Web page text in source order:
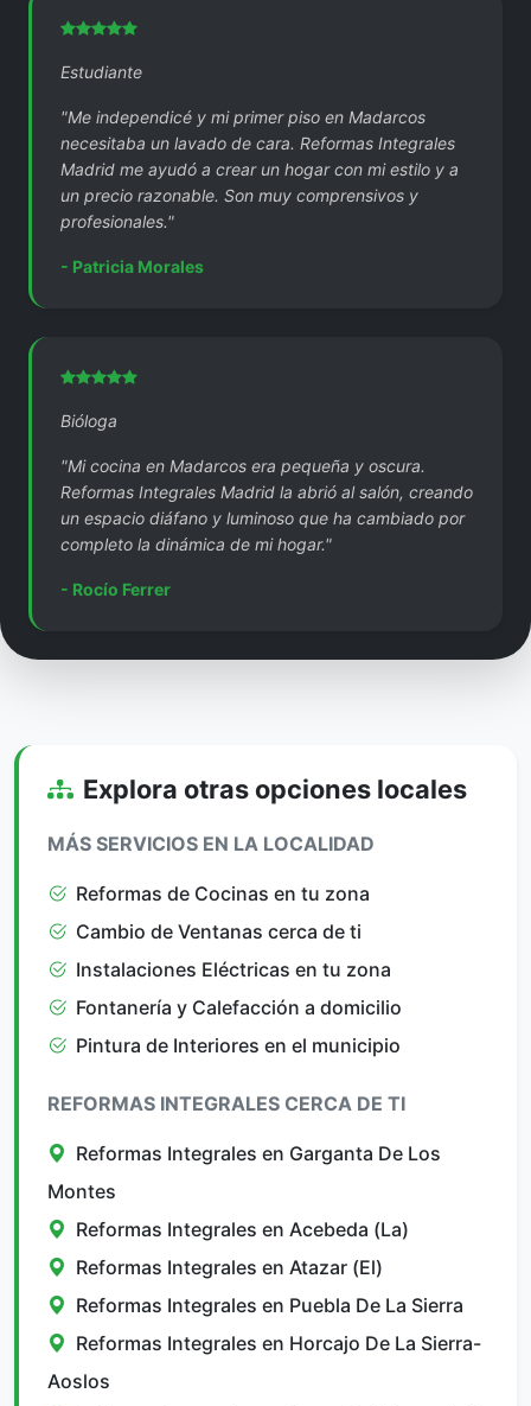
Estudiante
"Me independicé y mi primer piso en Madarcos
necesitaba un lavado de cara. Reformas Integrales
Madrid me ayudó a crear un hogar con mi estilo y a
un precio razonable. Son muy comprensivos y
profesionales."
- Patricia Morales
Bióloga
"Mi cocina en Madarcos era pequeña y oscura.
Reformas Integrales Madrid la abrió al salón, creando
un espacio diáfano y luminoso que ha cambiado por
completo la dinámica de mi hogar."
- Rocío Ferrer
Explora otras opciones locales
MÁS SERVICIOS EN LA LOCALIDAD
Reformas de Cocinas en tu zona
Cambio de Ventanas cerca de ti
Instalaciones Eléctricas en tu zona
Fontanería y Calefacción a domicilio
Pintura de Interiores en el municipio
REFORMAS INTEGRALES CERCA DE TI
Reformas Integrales en Garganta De Los
Montes
Reformas Integrales en Acebeda (La)
Reformas Integrales en Atazar (El)
Reformas Integrales en Puebla De La Sierra
Reformas Integrales en Horcajo De La Sierra-
Aoslos